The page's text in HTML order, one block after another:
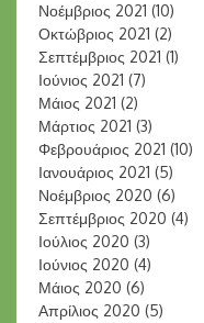
Νοέμβριος 2021 (10)
Οκτώβριος 2021 (2)
Σεπτέμβριος 2021 (1)
Ιούνιος 2021 (7)
Μάιος 2021 (2)
Μάρτιος 2021 (3)
Φεβρουάριος 2021 (10)
Ιανουάριος 2021 (5)
Νοέμβριος 2020 (6)
Σεπτέμβριος 2020 (4)
Ιούλιος 2020 (3)
Ιούνιος 2020 (4)
Μάιος 2020 (6)
Απρίλιος 2020 (5)